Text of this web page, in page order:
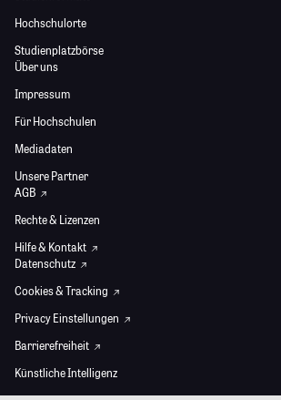
Hochschulorte
Studienplatzbörse
Über uns
Impressum
Für Hochschulen
Mediadaten
Unsere Partner
AGB
Rechte & Lizenzen
Hilfe & Kontakt
Datenschutz
Cookies & Tracking
Privacy Einstellungen
Barrierefreiheit
Künstliche Intelligenz